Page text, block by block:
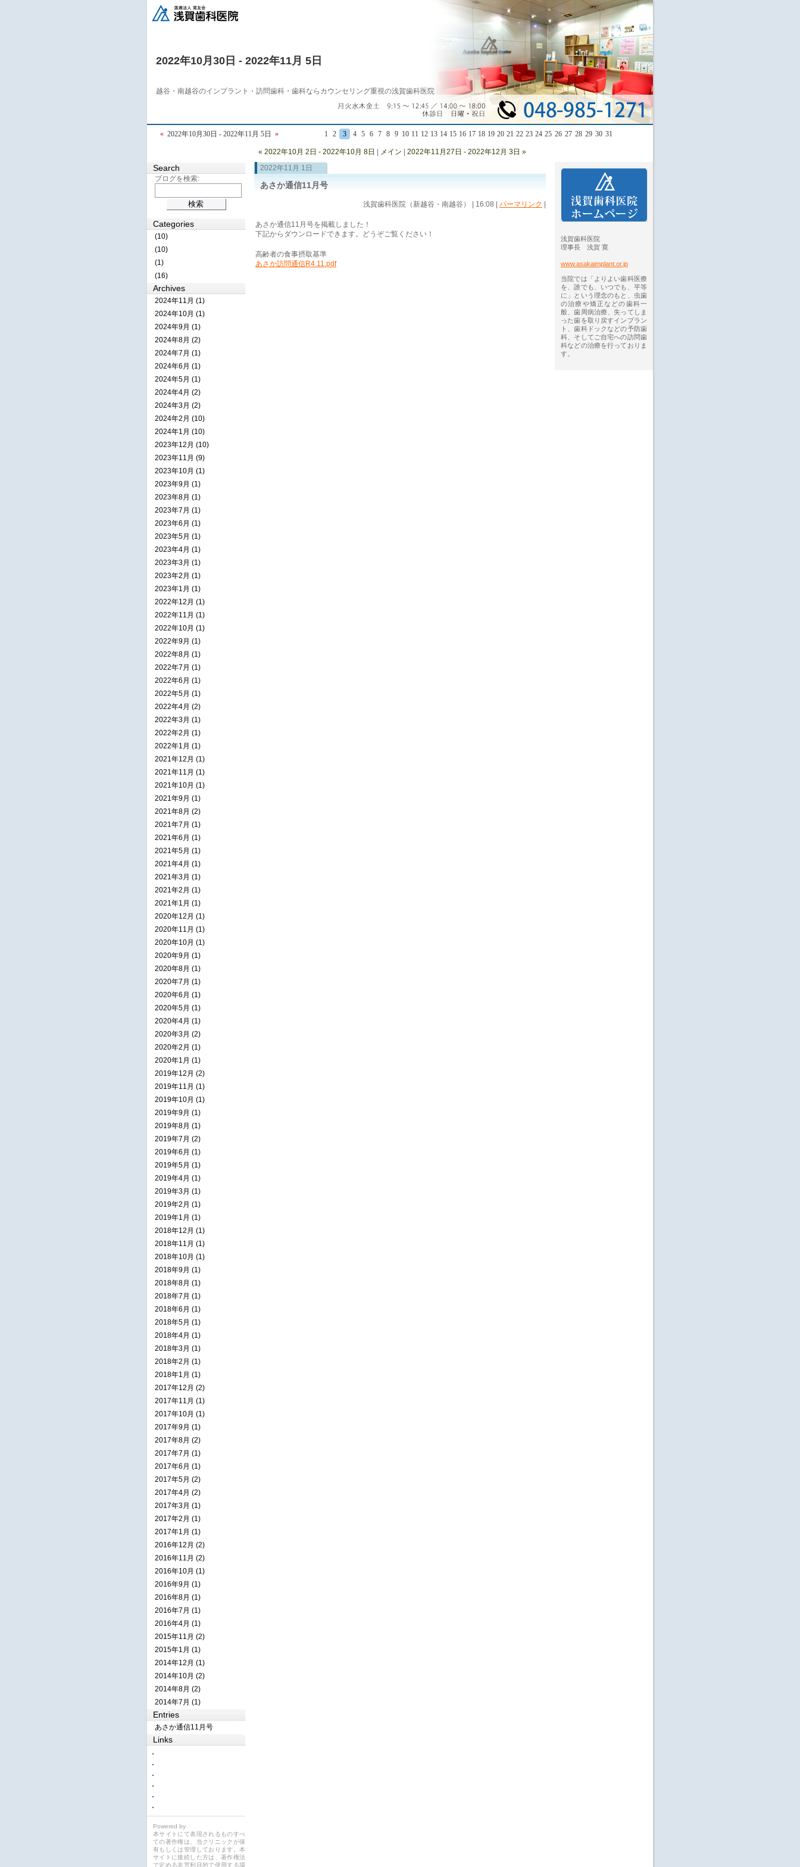
2022年10月30日 - 2022年11月 5日
越谷・南越谷のインプラント・訪問歯科・歯科ならカウンセリング重視の浅賀歯科医院
« 2022年10月30日 - 2022年11月 5日 » 1 2 3 4 5 6 7 8 9 10 11 12 13 14 15 16 17 18 19 20 21 22 23 24 25 26 27 28 29 30 31
2022年11月 1日
あさか通信11月号
浅賀歯科医院（新越谷・南越谷） | 16:08 パーマリンク
あさか通信11月号を掲載しました！
下記からダウンロードできます。どうぞご覧ください！
高齢者の食事摂取基準
あさか訪問通信R4.11.pdf
« 2022年10月 2日 - 2022年10月 8日 メイン 2022年11月27日 - 2022年12月 3日 »
Search
ブログを検索:
Categories
(10)
(10)
(1)
(16)
Archives
2024年11月 (1)
2024年10月 (1)
2024年9月 (1)
2024年8月 (2)
2024年7月 (1)
2024年6月 (1)
2024年5月 (1)
2024年4月 (2)
2024年3月 (2)
2024年2月 (10)
2024年1月 (10)
2023年12月 (10)
2023年11月 (9)
2023年10月 (1)
2023年9月 (1)
2023年8月 (1)
2023年7月 (1)
2023年6月 (1)
2023年5月 (1)
2023年4月 (1)
2023年3月 (1)
2023年2月 (1)
2023年1月 (1)
2022年12月 (1)
2022年11月 (1)
2022年10月 (1)
2022年9月 (1)
2022年8月 (1)
2022年7月 (1)
2022年6月 (1)
2022年5月 (1)
2022年4月 (2)
2022年3月 (1)
2022年2月 (1)
2022年1月 (1)
2021年12月 (1)
2021年11月 (1)
2021年10月 (1)
2021年9月 (1)
2021年8月 (2)
2021年7月 (1)
2021年6月 (1)
2021年5月 (1)
2021年4月 (1)
2021年3月 (1)
2021年2月 (1)
2021年1月 (1)
2020年12月 (1)
2020年11月 (1)
2020年10月 (1)
2020年9月 (1)
2020年8月 (1)
2020年7月 (1)
2020年6月 (1)
2020年5月 (1)
2020年4月 (1)
2020年3月 (2)
2020年2月 (1)
2020年1月 (1)
2019年12月 (2)
2019年11月 (1)
2019年10月 (1)
2019年9月 (1)
2019年8月 (1)
2019年7月 (2)
2019年6月 (1)
2019年5月 (1)
2019年4月 (1)
2019年3月 (1)
2019年2月 (1)
2019年1月 (1)
2018年12月 (1)
2018年11月 (1)
2018年10月 (1)
2018年9月 (1)
2018年8月 (1)
2018年7月 (1)
2018年6月 (1)
2018年5月 (1)
2018年4月 (1)
2018年3月 (1)
2018年2月 (1)
2018年1月 (1)
2017年12月 (2)
2017年11月 (1)
2017年10月 (1)
2017年9月 (1)
2017年8月 (2)
2017年7月 (1)
2017年6月 (1)
2017年5月 (2)
2017年4月 (2)
2017年3月 (1)
2017年2月 (1)
2017年1月 (1)
2016年12月 (2)
2016年11月 (2)
2016年10月 (1)
2016年9月 (1)
2016年8月 (1)
2016年7月 (1)
2016年4月 (1)
2015年11月 (2)
2015年1月 (1)
2014年12月 (1)
2014年10月 (2)
2014年8月 (2)
2014年7月 (1)
Entries
あさか通信11月号
Links
Powered by
本サイトにて表現されるものすべ
ての著作権は、当クリニックが保
有もしくは管理しております。本
サイトに接続した方は、著作権法
で定める非営利目的で使用する場
浅賀歯科医院
理事長 浅賀 寛
www.asakaimplant.or.jp
当院では「よりよい歯科医療
を、誰でも、いつでも、平等
に」という理念のもと、虫歯
の治療や矯正などの歯科一
般、歯周病治療、失ってしま
った歯を取り戻すインプラン
ト、歯科ドックなどの予防歯
科、そしてご自宅への訪問歯
科などの治療を行っておりま
す。